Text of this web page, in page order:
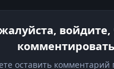
войдите,
комментировать
оставить комментарий